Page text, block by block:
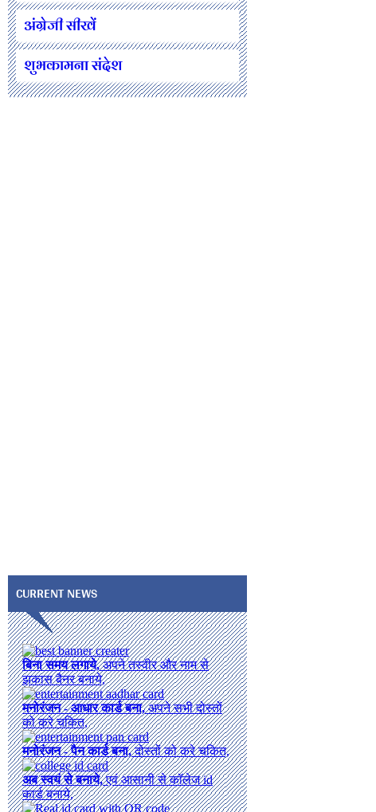
अंग्रेजी सीखें
शुभकामना संदेश
CURRENT NEWS